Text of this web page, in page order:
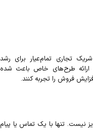
تجاری تمام‌عیار برای رشد
ارائه طرح‌های خاص باعث شده
فروش را تجربه کنند.
نیست. تنها با یک تماس یا پیام